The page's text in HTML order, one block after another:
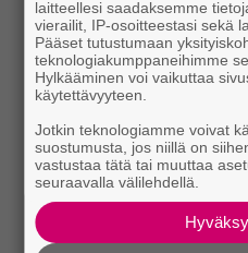
laitteellesi saadaksemme
vierailit, IP-osoitteestasi sekä
Pääset tutustumaan
teknologiakumppaneihimme
Hylkääminen voi vaikuttaa
käytettävyyteen.
Jotkin teknologiamme voivat
suostumusta, jos niillä on
vastustaa tätä tai muuttaa
seuraavalla välilehdellä.